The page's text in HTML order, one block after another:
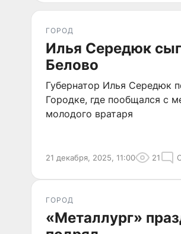
ГОРОД
Илья Середюк
Белово
Губернатор Илья Середюк
Городке, где пообщался с
молодого вратаря
21 декабря, 2025, 11:00 21
ГОРОД
«Металлург»